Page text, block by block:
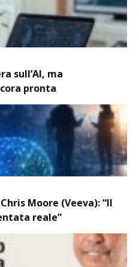
sull’AI, ma
pronta
Moore (Veeva): “Il
reale”